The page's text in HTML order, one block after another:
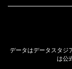
データはデータスタジ
は公